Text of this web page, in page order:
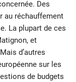
Des
au réchauffement
La plupart de ces
et
d’autres
sur les
de budgets